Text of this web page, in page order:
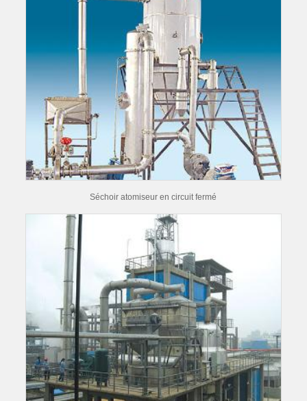
Séchoir atomiseur en circuit fermé